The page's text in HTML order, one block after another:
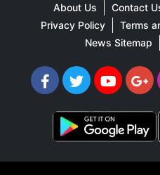
About Us Contact
Privacy Policy
Terms
News Sitemap